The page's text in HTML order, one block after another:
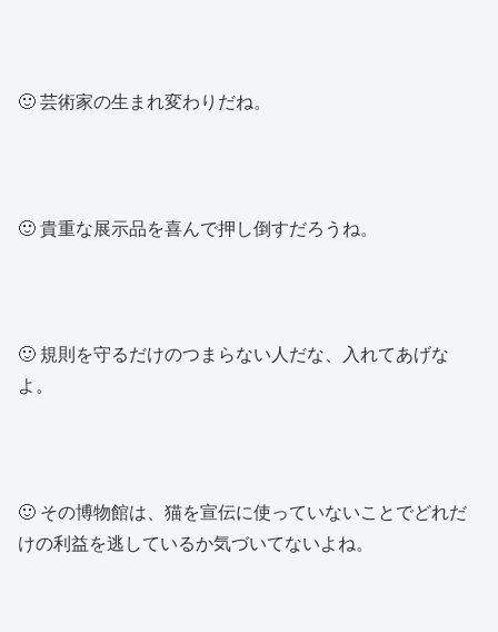
🙂 芸術家の生まれ変わりだね。
🙂 貴重な展示品を喜んで押し倒すだろうね。
🙂 規則を守るだけのつまらない人だな、入れてあげな
よ。
🙂 その博物館は、猫を宣伝に使っていないことでどれだ
けの利益を逃しているか気づいてないよね。